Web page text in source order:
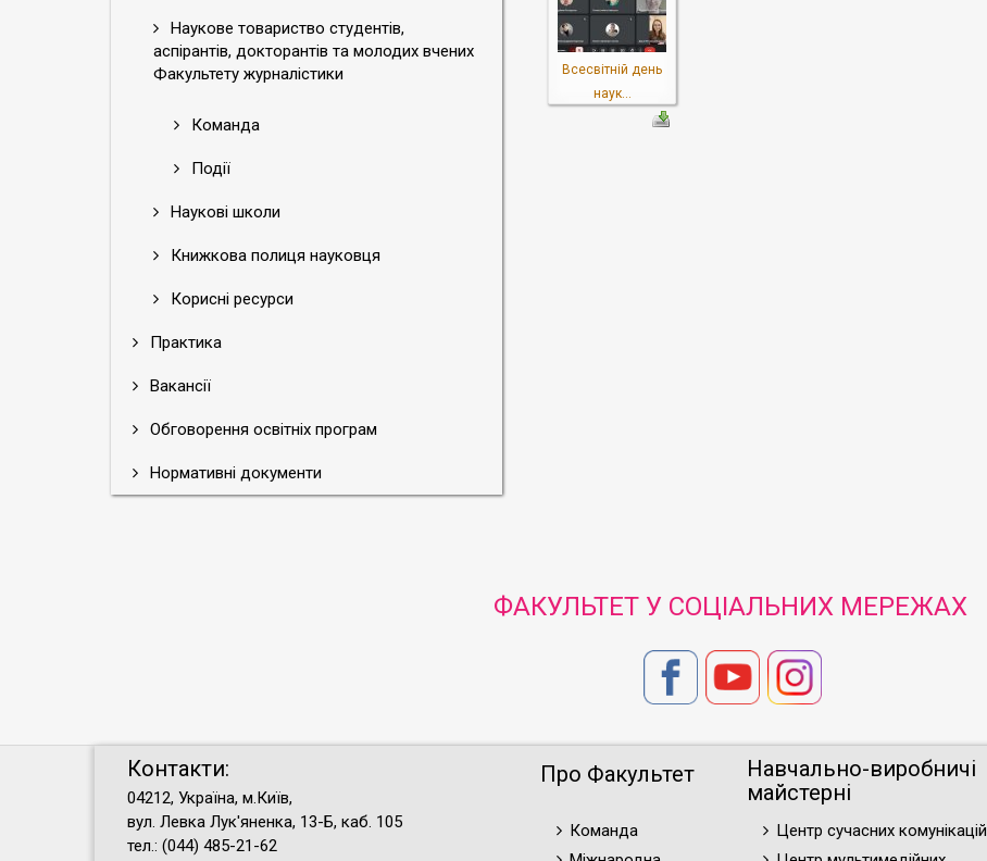
Наукове товариство студентів,
аспірантів, докторантів та молодих вчених
Факультету журналістики
Команда
Події
Наукові школи
Книжкова полиця науковця
Корисні ресурси
Практика
Вакансії
Обговорення освітніх програм
Нормативні документи
Всесвітній день
наук...
ФАКУЛЬТЕТ У СОЦІАЛЬНИХ МЕРЕЖАХ
Контакти:
04212, Україна, м.Київ,
вул. Левка Лук'яненка, 13-Б, каб. 105
тел.: (044) 485-21-62
Про Факультет
Команда
Навчально-виробничі
майстерні
Центр сучасних комунікацій